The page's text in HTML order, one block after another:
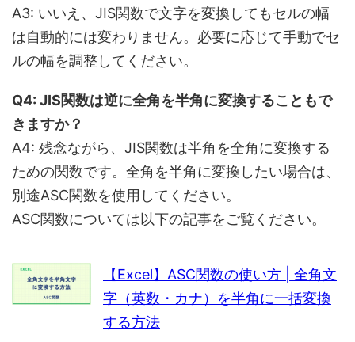
A3: いいえ、JIS関数で文字を変換してもセルの幅
は自動的には変わりません。必要に応じて手動でセ
ルの幅を調整してください。
Q4: JIS関数は逆に全角を半角に変換することもで
きますか？
A4: 残念ながら、JIS関数は半角を全角に変換する
ための関数です。全角を半角に変換したい場合は、
別途ASC関数を使用してください。
ASC関数については以下の記事をご覧ください。
【Excel】ASC関数の使い方 | 全角文
字（英数・カナ）を半角に一括変換
する方法